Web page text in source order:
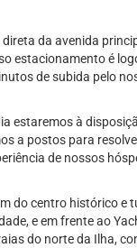
da avenida
estacionamento é
de subida pelo
estaremos à
a postos para
de nossos
do centro histórico e
e em frente ao
do norte da Ilha,